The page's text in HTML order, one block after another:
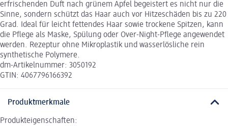
erfrischenden Duft nach grünem Apfel begeistert es nicht nur die
Sinne, sondern schützt das Haar auch vor Hitzeschäden bis zu 220
Grad. Ideal für leicht fettendes Haar sowie trockene Spitzen, kann
die Pflege als Maske, Spülung oder Over-Night-Pflege angewendet
werden. Rezeptur ohne Mikroplastik und wasserlösliche rein
synthetische Polymere.
dm-Artikelnummer: 3050192
GTIN: 4067796166392
Produktmerkmale
Produkteigenschaften: